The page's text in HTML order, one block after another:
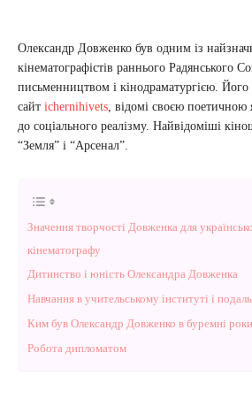
Олександр Довженко був одним із
кінематографістів раннього Радянського
письменництвом і кінодраматургією.
сайт ichernihivets , відомі своєю
до соціального реалізму. Найвідоміші
“Земля” і “Арсенал”.
Значення творчості Довженка для
кінематографу
Дитинство і юність Олександра Довженка
Навчання в учительському інституті і
Ким був Олександр Довженко в буремні роки
Робота дипломатом